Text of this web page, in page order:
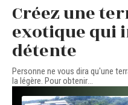
Créez une
exotique qui
détente
Personne ne vous dira qu'une
la légère. Pour obtenir…